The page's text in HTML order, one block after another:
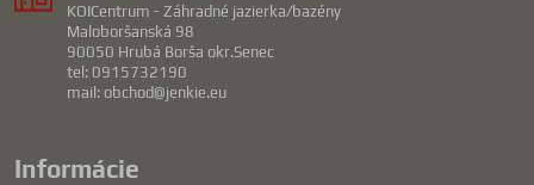
KOICentrum - Záhradné jazierka/bazény
Maloboršanská 98
90050 Hrubá Borša okr.Senec
tel: 0915732190
mail: obchod@jenkie.eu
Informácie